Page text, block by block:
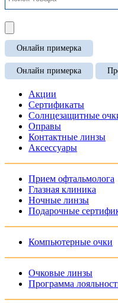
Онлайн примерка
Онлайн примерка
Акции
Сертификаты
Солнцезащитные
Оправы
Контактные линзы
Аксессуары
Прием офтальмолога
Глазная клиника
Ночные линзы
Подарочные
Компьютерные очки
Очковые линзы
Программа